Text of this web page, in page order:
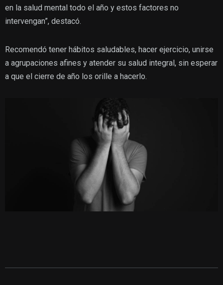
en la salud mental todo el año y estos factores no
intervengan”, destacó.
Recomendó tener hábitos saludables, hacer ejercicio, unirse
a agrupaciones afines y atender su salud integral, sin esperar
a que el cierre de año los orille a hacerlo.